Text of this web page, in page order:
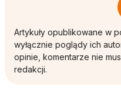
Artykuły opublikowane w
wyłącznie poglądy ich
opinie, komentarze nie
redakcji.